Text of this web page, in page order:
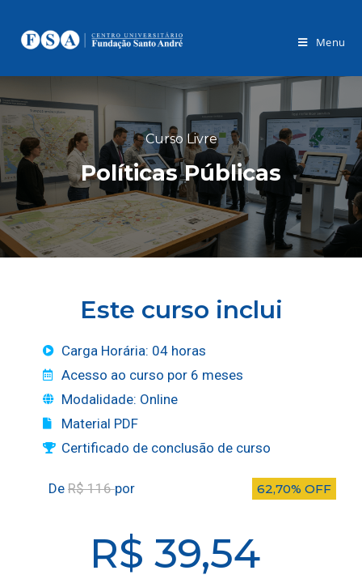
Menu
Curso Livre
Políticas Públicas
Este curso inclui
Carga Horária: 04 horas
Acesso ao curso por 6 meses
Modalidade: Online
Material PDF
Certificado de conclusão de curso
De R$ 116por 62,70% OFF
R$ 39,54